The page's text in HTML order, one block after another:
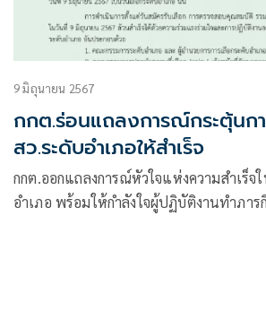
9 มิถุนายน 2567
กกต.ร่อนแถลงการณ์กระตุ้นก
สว.ระดับอำเภอให้สำเร็จ
กกต.ออกแถลงการณ์หัวใจแห่งความสำเร็จ
อำเภอ พร้อมให้กำลังใจผู้ปฏิบัติงานทำภาร